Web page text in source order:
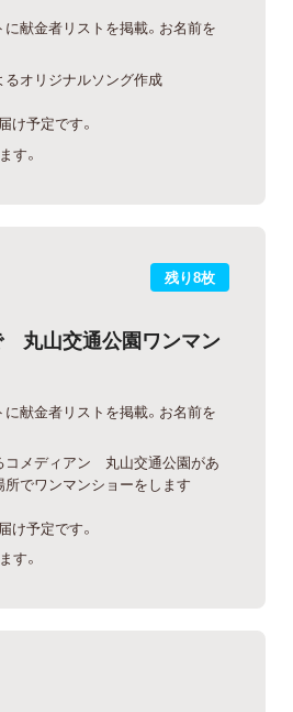
献金者リストを掲載。お名前を
オリジナルソング作成
け予定です。
す。
残り8枚
丸山交通公園ワンマン
献金者リストを掲載。お名前を
コメディアン 丸山交通公園があ
でワンマンショーをします
け予定です。
す。